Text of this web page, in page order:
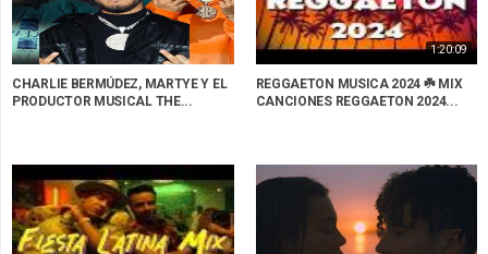
CHARLIE BERMÚDEZ, MARTYE Y EL
PRODUCTOR MUSICAL THE...
1:20:09
REGGAETON MUSICA 2024 ☘️ MIX
CANCIONES REGGAETON 2024...